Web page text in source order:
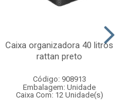
Caixa organizadora 40 litros
rattan preto
Código: 908913
Embalagem: Unidade
Caixa Com: 12 Unidade(s)